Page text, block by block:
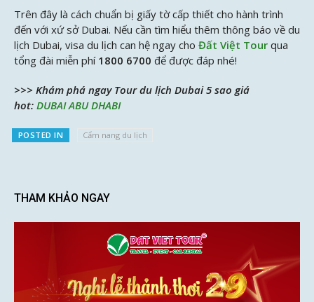
Trên đây là cách chuẩn bị giấy tờ cấp thiết cho hành trình
đến với xứ sở Dubai. Nếu cần tìm hiểu thêm thông báo về du
lịch Dubai, visa du lịch can hệ ngay cho Đất Việt Tour qua
tổng đài miễn phí 1800 6700 để được đáp nhé!
>>> Khám phá ngay Tour du lịch Dubai 5 sao giá
hot: DUBAI ABU DHABI
POSTED IN Cẩm nang du lịch
THAM KHẢO NGAY